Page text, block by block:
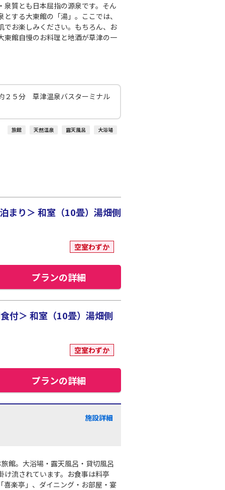
質とも日本屈指の源泉です。そん
する大東館の「湯」。ここでは、
でお楽しみください。もちろん、お
東館自慢のお料理と地酒が草津の一
２５分 草津温泉バスターミナル
旅館 天然温泉 露天風呂 大浴場
まり＞ 和室（10畳）湯畑側
空室わずか
プランの詳細
付＞ 和室（10畳）湯畑側
空室わずか
プランの詳細
施設詳細
館。大浴場・露天風呂・貸切風呂
流されています。お食事は料亭
喜楽亭」、ダイニング・お部屋・宴